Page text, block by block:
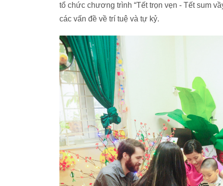
tổ chức chương trình “Tết trọn vẹn - Tết sum
các vấn đề về trí tuệ và tự kỷ.